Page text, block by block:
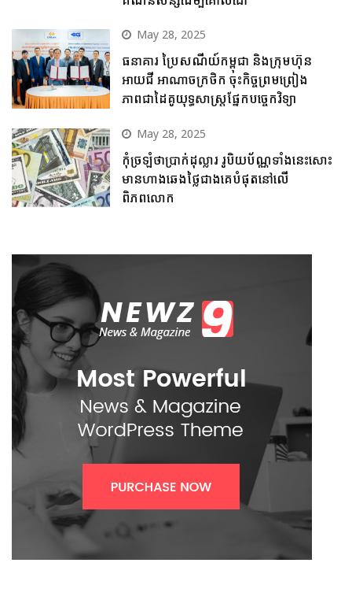
May 28, 2025
ធនាគារ ប្រៃសណីយ៍កម្ពុជា និងក្រុមហ៊ុន
អាយជី អាណាចក្រថិក ចុះកិច្ចព្រមព្រៀង
ភាពជាដៃគូយុទ្ធសាស្ត្រផ្នែកបច្ចេកវិទ្យា
May 28, 2025
កុំច្រឡំថាប្រាក់ដុល្លារ រូបិយប័ណ្ណទាំងនេះសោះ
មានហាងឆេងថ្លៃជាងគេបំផុតនៅលើ
ពិភពលោក